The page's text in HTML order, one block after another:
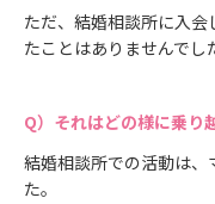
ただ、結婚相談所に入
たことはありませんでし
それはどの様に乗り
結婚相談所での活動は
た。